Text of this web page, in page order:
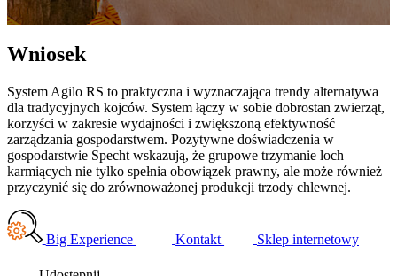
Wniosek
System Agilo RS to praktyczna i wyznaczająca trendy alternatywa
dla tradycyjnych kojców. System łączy w sobie dobrostan zwierząt,
korzyści w zakresie wydajności i zwiększoną efektywność
zarządzania gospodarstwem. Pozytywne doświadczenia w
gospodarstwie Specht wskazują, że grupowe trzymanie loch
karmiących nie tylko spełnia obowiązek prawny, ale może również
przyczynić się do zrównoważonej produkcji trzody chlewnej.
Big Experience Kontakt Sklep internetowy